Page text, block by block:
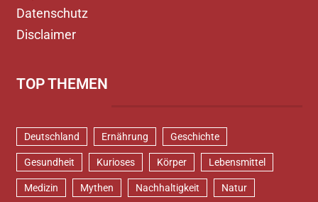
Datenschutz
Disclaimer
TOP THEMEN
Deutschland Ernährung Geschichte
Gesundheit Kurioses Körper Lebensmittel
Medizin Mythen Nachhaltigkeit Natur